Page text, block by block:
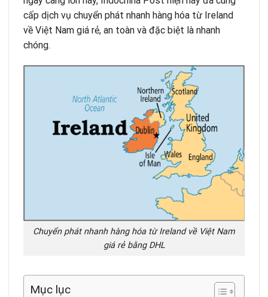
cấp dịch vụ chuyển phát nhanh hàng hóa từ Ireland
về Việt Nam giá rẻ, an toàn và đặc biệt là nhanh
chóng.
Chuyển phát nhanh hàng hóa từ Ireland về Việt Nam
giá rẻ bằng DHL
Mục lục